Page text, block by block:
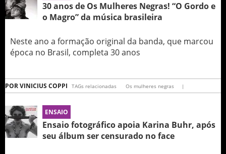
30 anos de Os Mulheres Negras! “O Gordo e
o Magro” da música brasileira
Neste ano a formação original da banda, que marcou
época no Brasil, completa 30 anos
PORVINICIUS COPPI TAGs relacionadas Os mulheres negras |
ENSAIO
Ensaio fotográfico apoia Karina Buhr, após
seu álbum ser censurado no face